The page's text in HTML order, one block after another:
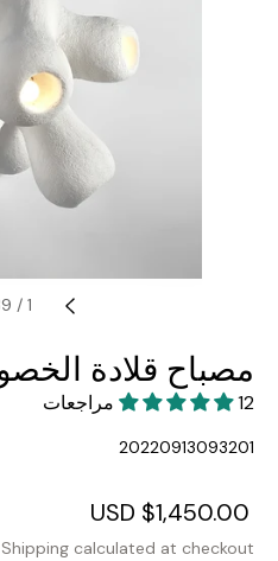
1
/
مصباح قلادة
12 مراجعات
SKU:
20220913093201
Sale
price
$1,450.00 USD
price
Shipping calculated at checkout.